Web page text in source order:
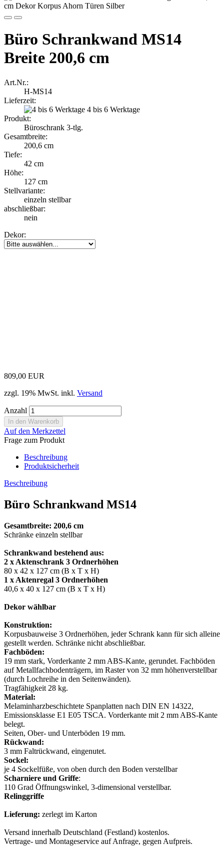
Büro Schrankwand MS14
Breite 200,6 cm
Art.Nr.:
H-MS14
Lieferzeit:
4 bis 6 Werktage
Produkt:
Büroschrank 3-tlg.
Gesamtbreite:
200,6 cm
Tiefe:
42 cm
Höhe:
127 cm
Stellvariante:
einzeln stellbar
abschließbar:
nein
Dekor:
809,00 EUR
zzgl. 19% MwSt. inkl. Versand
Anzahl
Auf den Merkzettel
Frage zum Produkt
Beschreibung
Produktsicherheit
Beschreibung
Büro Schrankwand MS14
Gesamtbreite: 200,6 cm
Schränke einzeln stellbar
Schrankwand bestehend aus:
2 x Aktenschrank 3 Ordnerhöhen
80 x 42 x 127 cm (B x T x H)
1 x Aktenregal 3 Ordnerhöhen
40,6 x 40 x 127 cm (B x T x H)
Dekor wählbar
Konstruktion:
Korpusbauweise 3 Ordnerhöhen, jeder Schrank kann für sich alleine
gestellt werden. Schränke nicht abschließbar.
Fachböden:
19 mm stark, Vorderkante 2 mm ABS-Kante, gerundet. Fachböden
auf Metallfachbodenträgern, im Raster von 32 mm höhenverstellbar
(durch Lochreihe in den Seitenwänden).
Tragfähigkeit 28 kg.
Material:
Melaminharzbeschichtete Spanplatten nach DIN EN 14322,
Emissionsklasse E1 E05 TSCA. Vorderkante mit 2 mm ABS-Kante
belegt.
Seiten, Ober- und Unterböden 19 mm.
Rückwand:
3 mm Faltrückwand, eingenutet.
Sockel:
je 4 Sockelfüße, von oben durch den Boden verstellbar
Scharniere und Griffe:
110 Grad Öffnungswinkel, 3-dimensional verstellbar.
Relinggriffe
Lieferung: zerlegt im Karton
Versand innerhalb Deutschland (Festland) kostenlos.
Vertrage- und Montageservice auf Anfrage, gegen Aufpreis.